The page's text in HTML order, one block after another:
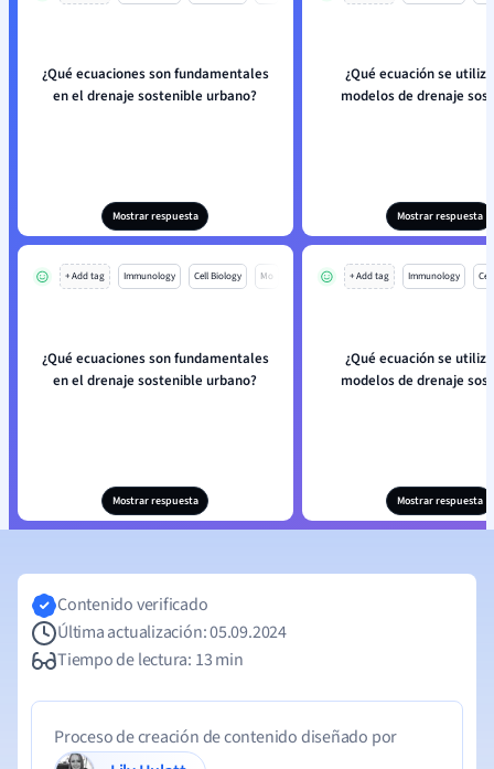
¿Qué ecuaciones son fundamentales
en el drenaje sostenible urbano?
Mostrar respuesta
¿Qué ecuación se
modelos de drenaje
Mostrar respuesta
+ Add tag Immunology Cell Biology Mo
¿Qué ecuaciones son fundamentales
en el drenaje sostenible urbano?
Mostrar respuesta
+ Add tag Immunology
¿Qué ecuación se
modelos de drenaje
Mostrar respuesta
Contenido verificado
Última actualización: 05.09.2024
Tiempo de lectura: 13 min
Proceso de creación de contenido diseñado por